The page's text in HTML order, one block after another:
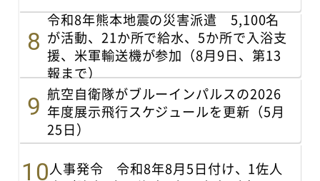
令和8年熊本地震の災害派遣 5,100名
が活動、21か所で給水、5か所で入浴支
援、米軍輸送機が参加（8月9日、第13
報まで）
航空自衛隊がブルーインパルスの2026
年度展示飛行スケジュールを更新（5月
25日）
人事発令 令和8年8月5日付け、1佐人